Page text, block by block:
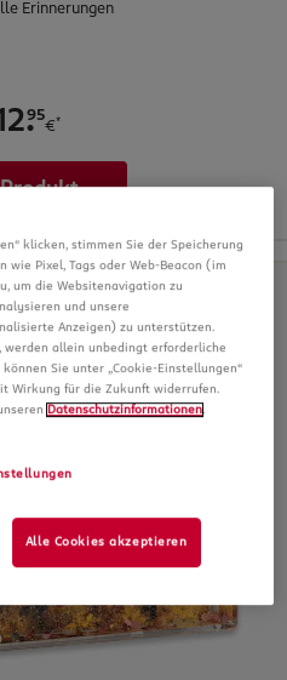
Erinnerungen
.
95
€*
klicken, stimmen Sie der Speicherung
wie Pixel, Tags oder Web-Beacon (im
um die Websitenavigation zu
und unsere
Anzeigen) zu unterstützen.
werden allein unbedingt erforderliche
Sie unter „Cookie-Einstellungen“
Wirkung für die Zukunft widerrufen.
Datenschutzinformationen.
Alle Cookies akzeptieren